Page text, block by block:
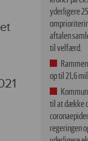
yderligere
aftalen
til velfærd.
op til 21,6
til at dække
regeringen